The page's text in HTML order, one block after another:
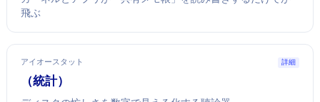
飛ぶ
アイオースタット 詳細
iostat（I/O統計）